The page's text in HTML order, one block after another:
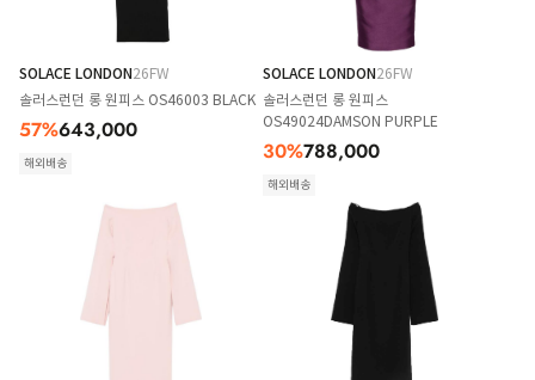
SOLACE LONDON26FW
솔러스런던 롱 원피스 OS46003 BLACK
57%643,000
해외배송
SOLACE LONDON26FW
솔러스런던 롱 원피스
OS49024DAMSON PURPLE
30%788,000
해외배송